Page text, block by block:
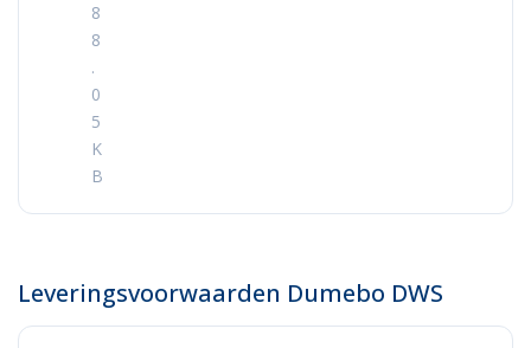
8
8
.
0
5
K
B
Leveringsvoorwaarden Dumebo DWS